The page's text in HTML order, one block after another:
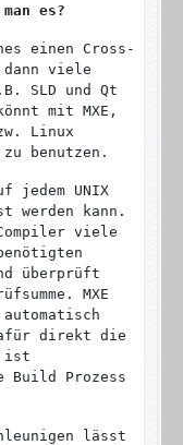
es?
einen Cross-
viele
SLD und Qt
mit MXE,
Linux
benutzen.
jedem UNIX
werden kann.
viele
überprüft
MXE
automatisch
direkt die
ist
Build Prozess
lässt